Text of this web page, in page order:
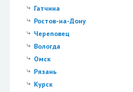
Гатчина
Ростов-на-Дону
Череповец
Вологда
Омск
Рязань
Курск